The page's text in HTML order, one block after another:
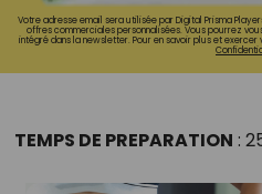
Votre adresse email sera utilisée par Digital Prisma
offres commerciales personnalisées. Vous pourrez
intégré dans la newsletter. Pour en savoir plus et
TEMPS DE PREPARATION :